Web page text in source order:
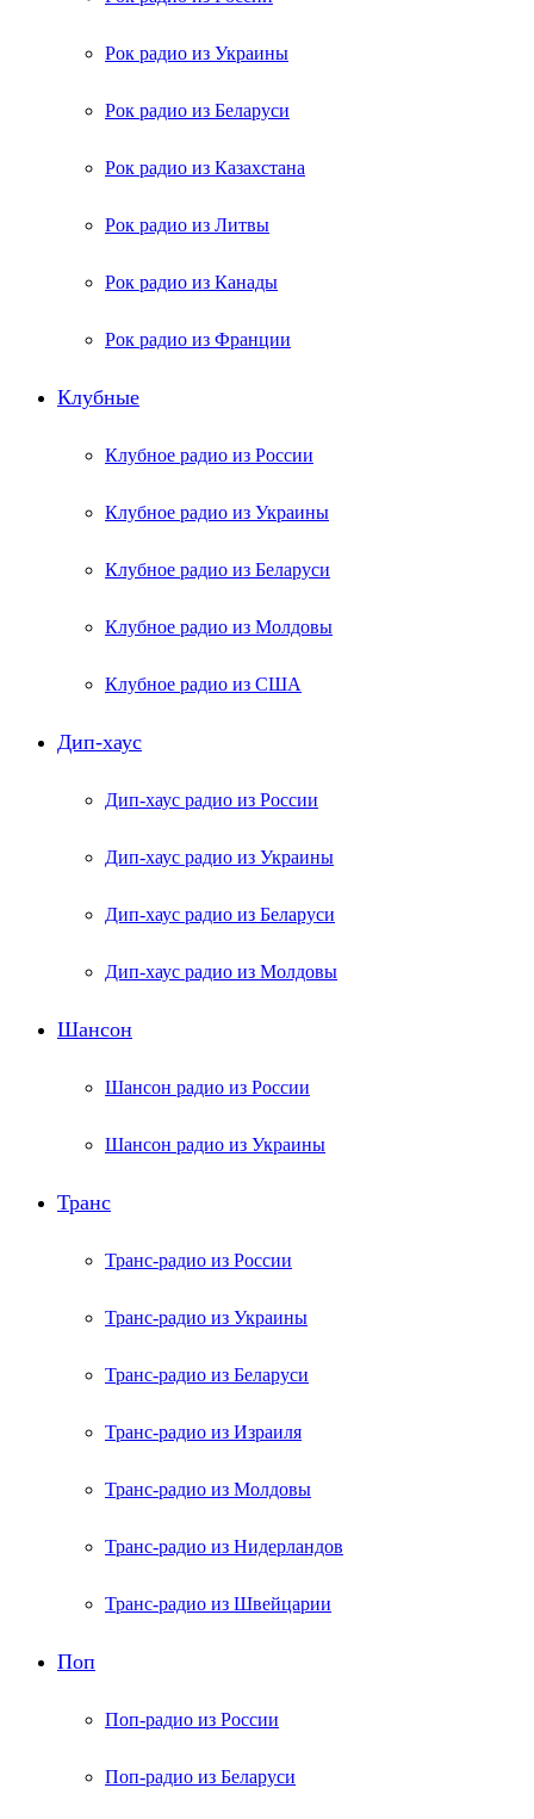
Рок радио из Украины
Рок радио из Беларуси
Рок радио из Казахстана
Рок радио из Литвы
Рок радио из Канады
Рок радио из Франции
Клубные
Клубное радио из России
Клубное радио из Украины
Клубное радио из Беларуси
Клубное радио из Молдовы
Клубное радио из США
Дип-хаус
Дип-хаус радио из России
Дип-хаус радио из Украины
Дип-хаус радио из Беларуси
Дип-хаус радио из Молдовы
Шансон
Шансон радио из России
Шансон радио из Украины
Транс
Транс-радио из России
Транс-радио из Украины
Транс-радио из Беларуси
Транс-радио из Израиля
Транс-радио из Молдовы
Транс-радио из Нидерландов
Транс-радио из Швейцарии
Поп
Поп-радио из России
Поп-радио из Беларуси